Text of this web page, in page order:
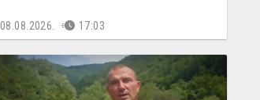
08.08.2026. 17:03